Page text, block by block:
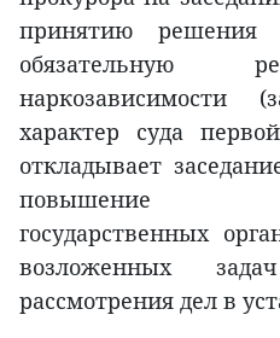
принятию
обязательную
наркозависимости
характер суда
откладывает
повышение
государственных
возложенных
рассмотрения дел в